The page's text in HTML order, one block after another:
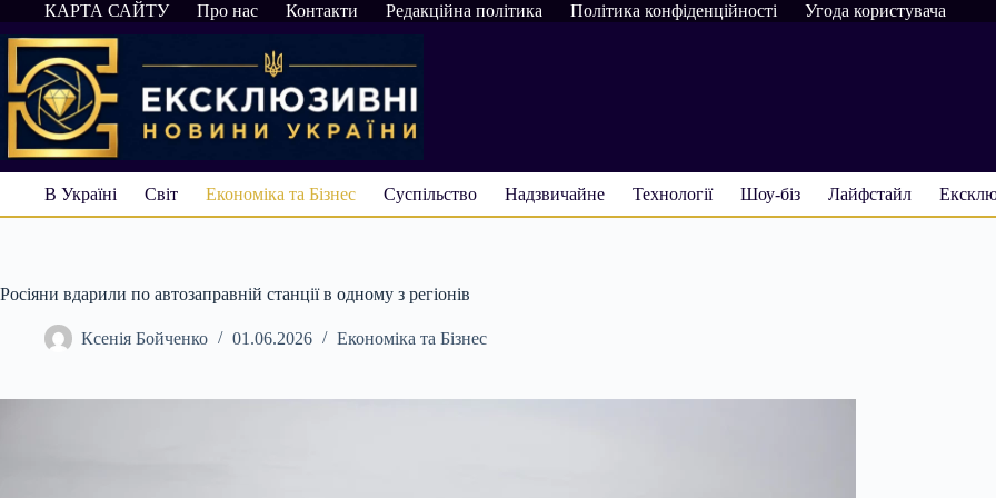
Перейти
до
вмісту
КАРТА САЙТУ Про нас Контакти Редакційна політика Політика конфіденційності Угода користувача
В Україні Світ Економіка та Бізнес Суспільство Надзвичайне Технології Шоу-біз Лайфстайл
Росіяни вдарили по автозаправній станції в одному з регіонів
Ксенія Бойченко 01.06.2026 Економіка та Бізнес